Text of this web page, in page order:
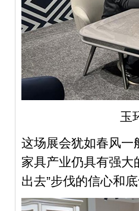
玉
这场展会犹如春风一
家具产业仍具有强大
出去”步伐的信心和